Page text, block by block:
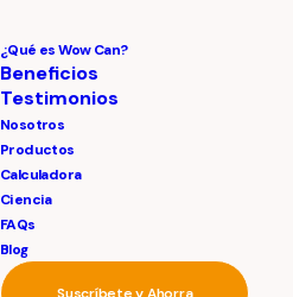
¿Qué es Wow Can?
Beneficios
Testimonios
Nosotros
Productos
Calculadora
Ciencia
FAQs
Blog